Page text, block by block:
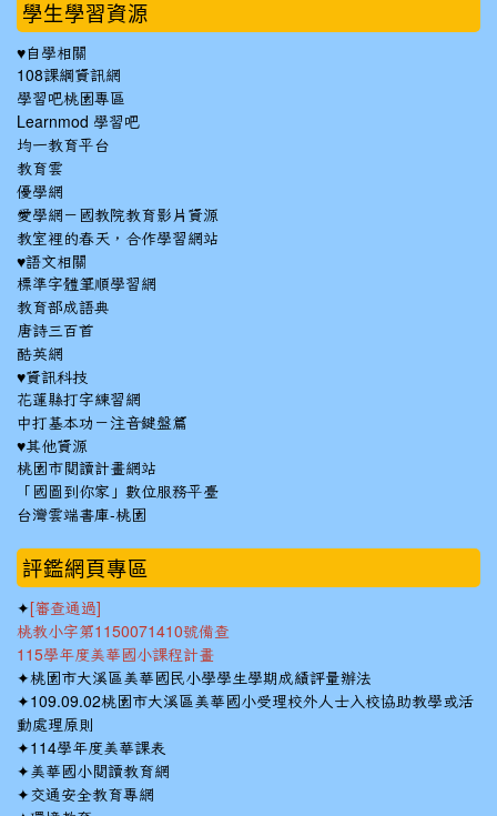
學生學習資源
♥自學相關
108課綱資訊網
學習吧桃園專區
Learnmod 學習吧
均一教育平台
教育雲
優學網
愛學網－國教院教育影片資源
教室裡的春天，合作學習網站
♥語文相關
標準字體筆順學習網
教育部成語典
唐詩三百首
酷英網
♥資訊科技
花蓮縣打字練習網
中打基本功－注音鍵盤篇
♥其他資源
桃園市閱讀計畫網站
「國圖到你家」數位服務平臺
台灣雲端書庫-桃園
::: 評鑑網頁專區
✦ [審查通過]
桃教小字第1150071410號備查
115學年度美華國小課程計畫
✦桃園市大溪區美華國民小學學生學期成績評量辦法
✦109.09.02桃園市大溪區美華國小受理校外人士入校協助教學或活
動處理原則
✦114學年度美華課表
✦美華國小閱讀教育網
✦ 交通安全教育專網